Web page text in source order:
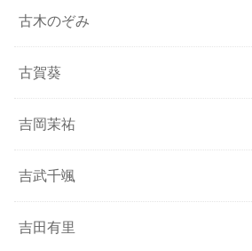
古木のぞみ
古賀葵
吉岡茉祐
吉武千颯
吉田有里